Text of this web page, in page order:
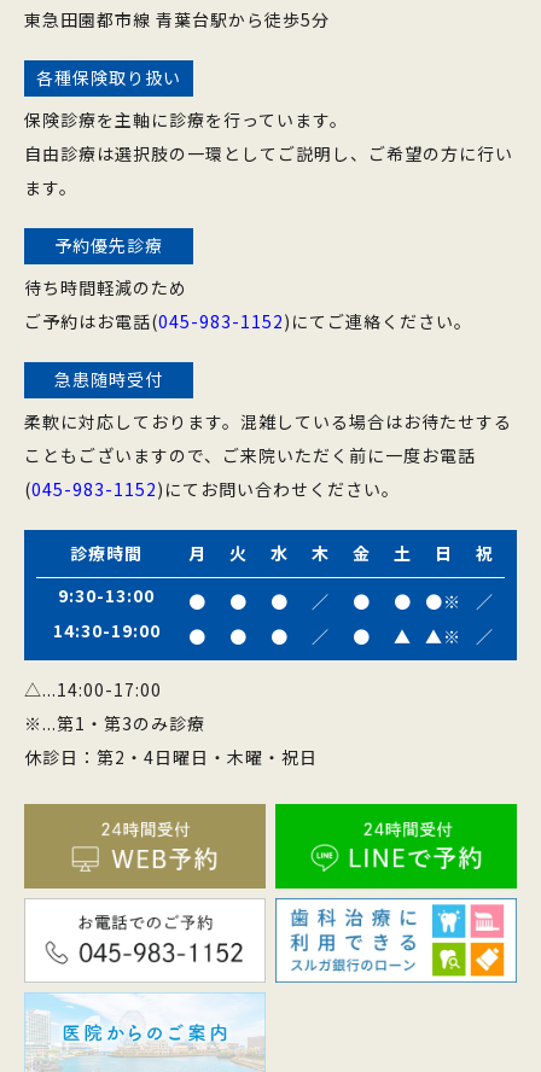
東急田園都市線 青葉台駅から徒歩5分
各種保険取り扱い
保険診療を主軸に診療を行っています。
自由診療は選択肢の一環としてご説明し、ご希望の方に行い
ます。
予約優先診療
待ち時間軽減のため
ご予約はお電話(045-983-1152)にてご連絡ください。
急患随時受付
柔軟に対応しております。混雑している場合はお待たせする
こともございますので、ご来院いただく前に一度お電話
(045-983-1152)にてお問い合わせください。
診療時間 月 火 水 木 金 土 日
祝
9:30-13:00
● ● ● ／ ● ● ●※
／
14:30-19:00
● ● ● ／ ● ▲ ▲※ ／
△...14:00-17:00
※...第1・第3のみ診療
休診日：第2・4日曜日・木曜・祝日